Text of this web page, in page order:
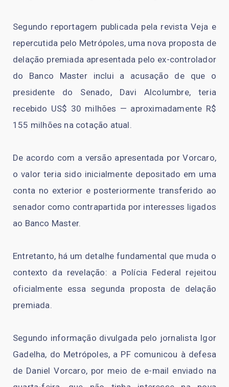
Segundo reportagem publicada pela revista Veja e
repercutida pelo Metrópoles, uma nova proposta de
delação premiada apresentada pelo ex-controlador
do Banco Master inclui a acusação de que o
presidente do Senado, Davi Alcolumbre, teria
recebido US$ 30 milhões — aproximadamente R$
155 milhões na cotação atual.
De acordo com a versão apresentada por Vorcaro,
o valor teria sido inicialmente depositado em uma
conta no exterior e posteriormente transferido ao
senador como contrapartida por interesses ligados
ao Banco Master.
Entretanto, há um detalhe fundamental que muda o
contexto da revelação: a Polícia Federal rejeitou
oficialmente essa segunda proposta de delação
premiada.
Segundo informação divulgada pelo jornalista Igor
Gadelha, do Metrópoles, a PF comunicou à defesa
de Daniel Vorcaro, por meio de e-mail enviado na